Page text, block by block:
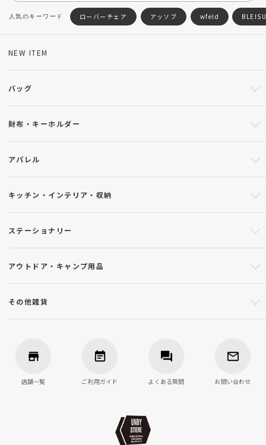
ローバーチェア アッソブ wfeld
NEW ITEM
バッグ
財布・キーホルダー
アパレル
キッチン・インテリア・収納
ステーショナリー
アウトドア・キャンプ用品
その他雑貨
店舗一覧 ご利用ガイド よくある質問 お問い合わせ